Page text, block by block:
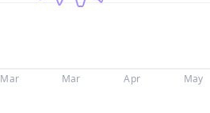
Mar Mar Apr May